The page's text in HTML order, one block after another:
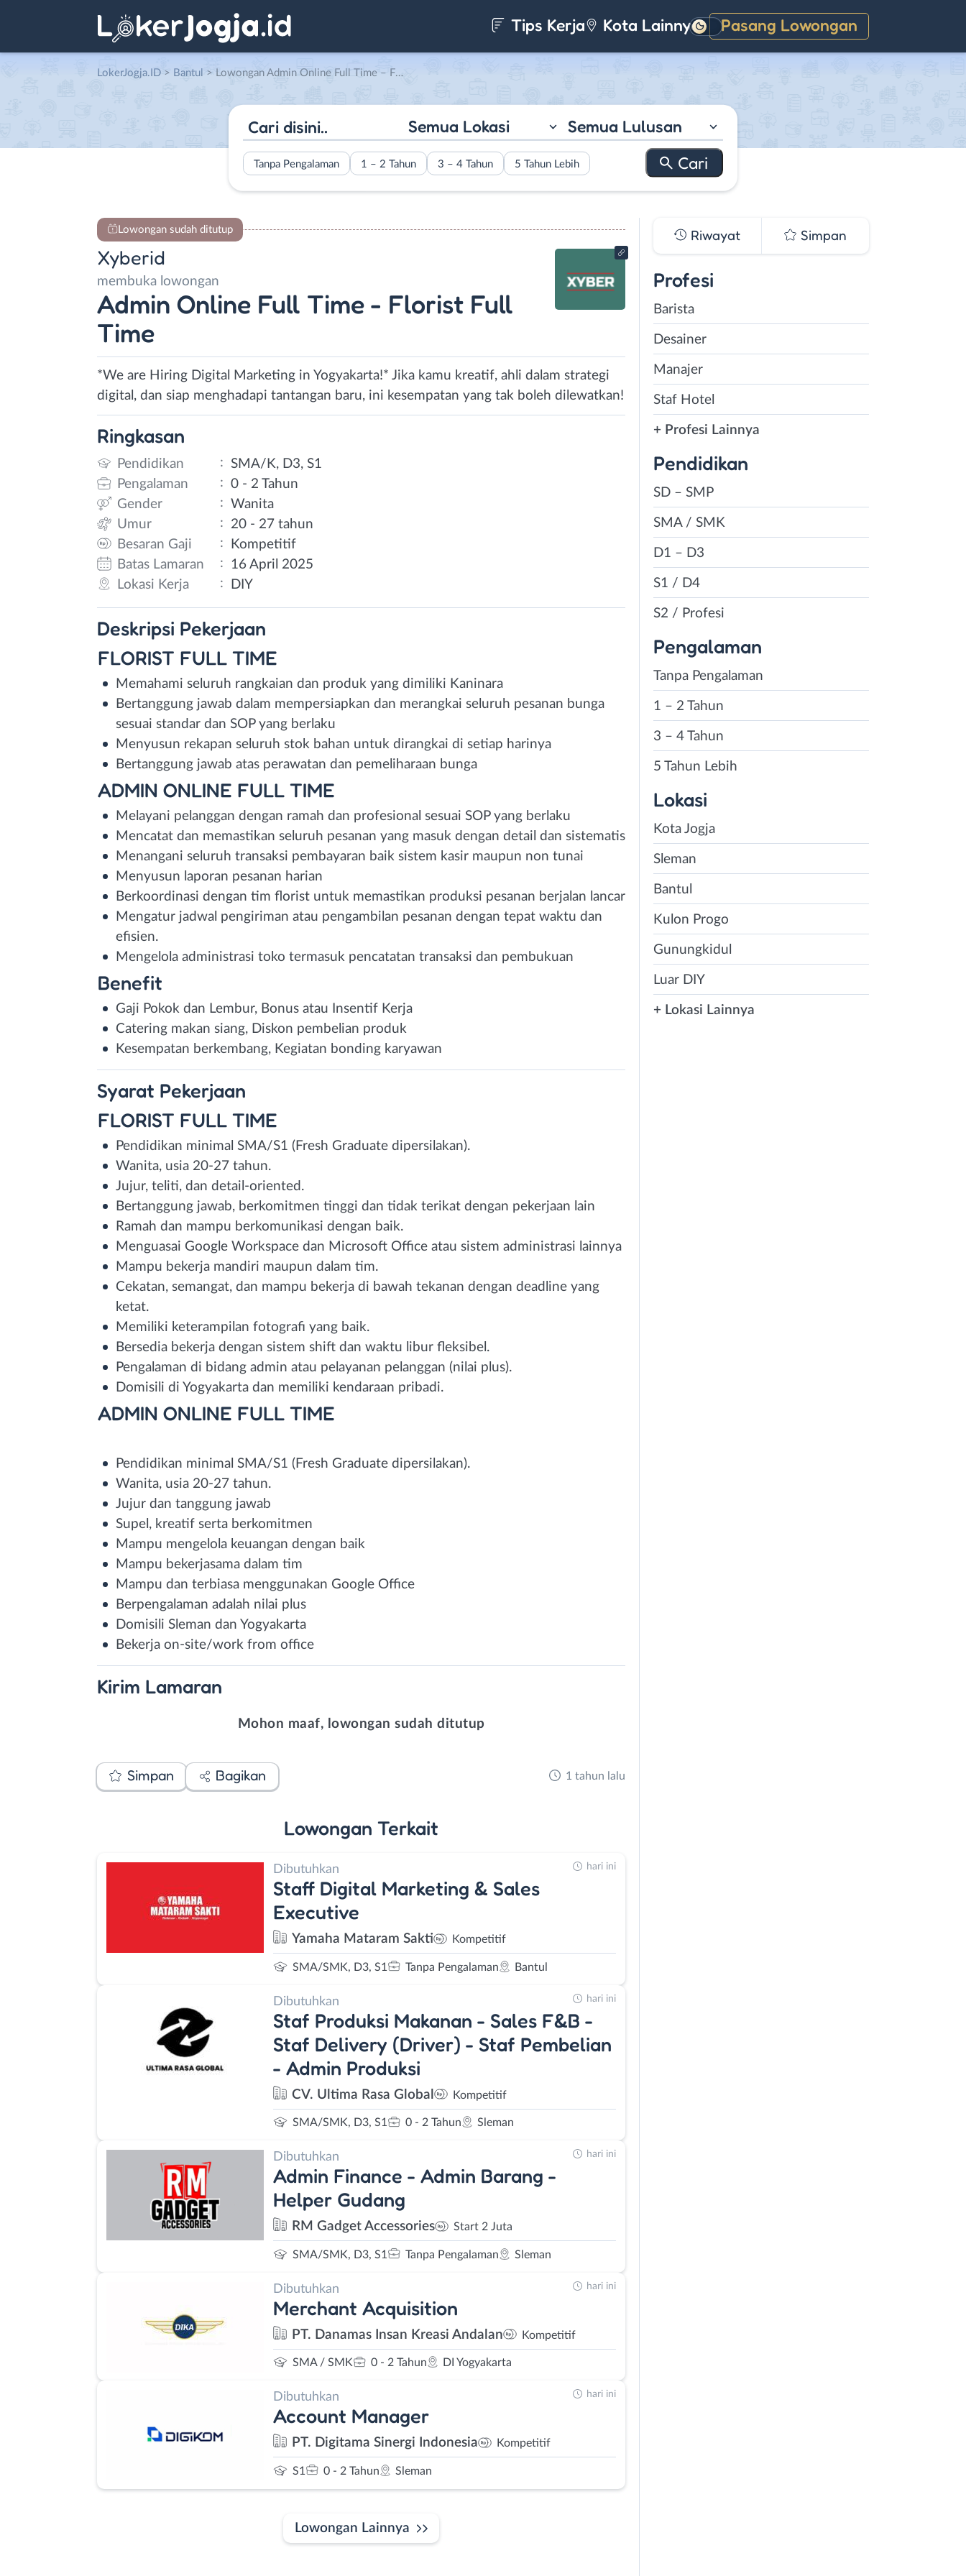
Tips Kerja Kota Lainnya Pasang Lowongan
Gelap
LokerJogja.ID > Bantul > Lowongan Admin Online Full Time – Florist Full Time di Xyberid
Semua Lokasi Semua Lulusan
Tanpa Pengalaman 1 – 2 Tahun 3 – 4 Tahun 5 Tahun Lebih
Lowongan sudah ditutup
Xyberid
membuka lowongan
Admin Online Full Time - Florist Full
Time
*We are Hiring Digital Marketing in Yogyakarta!* Jika kamu kreatif, ahli dalam strategi
digital, dan siap menghadapi tantangan baru, ini kesempatan yang tak boleh dilewatkan!
Ringkasan
Pendidikan : SMA/K, D3, S1
Pengalaman
: 0 - 2 Tahun
Gender
: Wanita
Umur
:
20 - 27 tahun
Besaran Gaji
:
Kompetitif
Batas Lamaran
:
16 April 2025
Lokasi Kerja
: DIY
Deskripsi Pekerjaan
FLORIST FULL TIME
Memahami seluruh rangkaian dan produk yang dimiliki Kaninara
Bertanggung jawab dalam mempersiapkan dan merangkai seluruh pesanan bunga
sesuai standar dan SOP yang berlaku
Menyusun rekapan seluruh stok bahan untuk dirangkai di setiap harinya
Bertanggung jawab atas perawatan dan pemeliharaan bunga
ADMIN ONLINE FULL TIME
Melayani pelanggan dengan ramah dan profesional sesuai SOP yang berlaku
Mencatat dan memastikan seluruh pesanan yang masuk dengan detail dan sistematis
Menangani seluruh transaksi pembayaran baik sistem kasir maupun non tunai
Menyusun laporan pesanan harian
Berkoordinasi dengan tim florist untuk memastikan produksi pesanan berjalan lancar
Mengatur jadwal pengiriman atau pengambilan pesanan dengan tepat waktu dan
efisien.
Mengelola administrasi toko termasuk pencatatan transaksi dan pembukuan
Benefit
Gaji Pokok dan Lembur, Bonus atau Insentif Kerja
Catering makan siang, Diskon pembelian produk
Kesempatan berkembang, Kegiatan bonding karyawan
Syarat Pekerjaan
FLORIST FULL TIME
Pendidikan minimal SMA/S1 (Fresh Graduate dipersilakan).
Wanita, usia 20-27 tahun.
Jujur, teliti, dan detail-oriented.
Bertanggung jawab, berkomitmen tinggi dan tidak terikat dengan pekerjaan lain
Ramah dan mampu berkomunikasi dengan baik.
Menguasai Google Workspace dan Microsoft Office atau sistem administrasi lainnya
Mampu bekerja mandiri maupun dalam tim.
Cekatan, semangat, dan mampu bekerja di bawah tekanan dengan deadline yang
ketat.
Memiliki keterampilan fotografi yang baik.
Bersedia bekerja dengan sistem shift dan waktu libur fleksibel.
Pengalaman di bidang admin atau pelayanan pelanggan (nilai plus).
Domisili di Yogyakarta dan memiliki kendaraan pribadi.
ADMIN ONLINE FULL TIME
Pendidikan minimal SMA/S1 (Fresh Graduate dipersilakan).
Wanita, usia 20-27 tahun.
Jujur dan tanggung jawab
Supel, kreatif serta berkomitmen
Mampu mengelola keuangan dengan baik
Mampu bekerjasama dalam tim
Mampu dan terbiasa menggunakan Google Office
Berpengalaman adalah nilai plus
Domisili Sleman dan Yogyakarta
Bekerja on-site/work from office
Kirim Lamaran
Mohon maaf, lowongan sudah ditutup
Simpan Bagikan 1 tahun lalu
Lowongan Terkait
Dibutuhkan
Staff Digital Marketing & Sales
Executive
Yamaha Mataram Sakti Kompetitif
SMA/SMK, D3, S1 Tanpa Pengalaman Bantul
hari ini
Dibutuhkan
Staf Produksi Makanan - Sales F&B -
Staf Delivery (Driver) - Staf Pembelian
- Admin Produksi
CV. Ultima Rasa Global Kompetitif
SMA/SMK, D3, S1 0 - 2 Tahun Sleman
hari ini
Dibutuhkan
Admin Finance - Admin Barang -
Helper Gudang
RM Gadget Accessories Start 2 Juta
SMA/SMK, D3, S1 Tanpa Pengalaman Sleman
hari ini
Dibutuhkan
Merchant Acquisition
PT. Danamas Insan Kreasi Andalan Kompetitif
SMA / SMK 0 - 2 Tahun DI Yogyakarta
hari ini
Dibutuhkan
Account Manager
PT. Digitama Sinergi Indonesia Kompetitif
S1 0 - 2 Tahun Sleman
hari ini
Lowongan Lainnya
Riwayat Simpan
Profesi
Barista
Desainer
Manajer
Staf Hotel
+ Profesi Lainnya
Pendidikan
SD – SMP
SMA / SMK
D1 – D3
S1 / D4
S2 / Profesi
Pengalaman
Tanpa Pengalaman
1 – 2 Tahun
3 – 4 Tahun
5 Tahun Lebih
Lokasi
Kota Jogja
Sleman
Bantul
Kulon Progo
Gunungkidul
Luar DIY
+ Lokasi Lainnya